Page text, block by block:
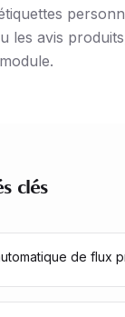
les avis
clés
de flux